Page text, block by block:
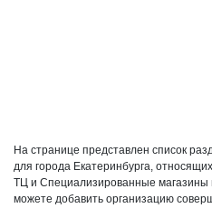
На странице представлен список
для города Екатеринбурга,
ТЦ и Специализированные магазины
можете добавить организацию